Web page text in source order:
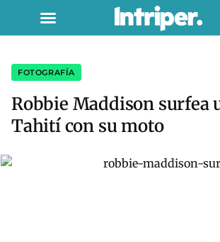
FOTOGRAFÍA
Robbie Maddison surfea
Tahití con su moto